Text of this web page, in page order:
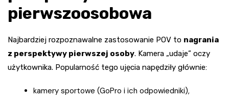
pierwszoosobowa
Najbardziej rozpoznawalne zastosowanie POV to nagrania
z perspektywy pierwszej osoby. Kamera „udaje” oczy
użytkownika. Popularność tego ujęcia napędziły głównie:
kamery sportowe (GoPro i ich odpowiedniki),